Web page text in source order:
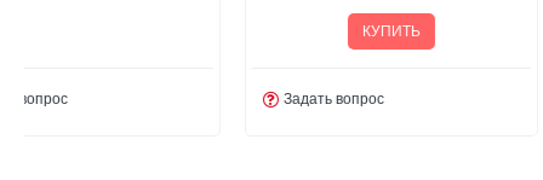
Задать вопрос Задать вопрос